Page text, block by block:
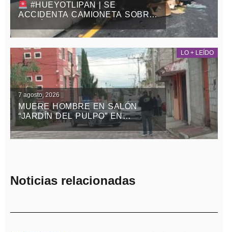
#HUEYOTLIPAN | SE
ACCIDENTA CAMIONETA SOBRE
LA MÉXICO-VERACRUZ
LO + LEÍDO
7 agosto, 2026
MUERE HOMBRE EN SALÓN
“JARDÍN DEL PULPO” EN
APIZACO
Noticias relacionadas